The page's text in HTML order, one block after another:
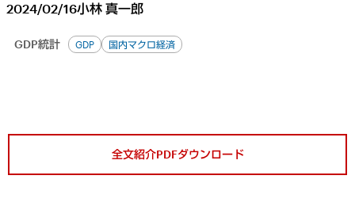
2024/02/16小林 真一郎
GDP統計 GDP 国内マクロ経済
全文紹介PDFダウンロード